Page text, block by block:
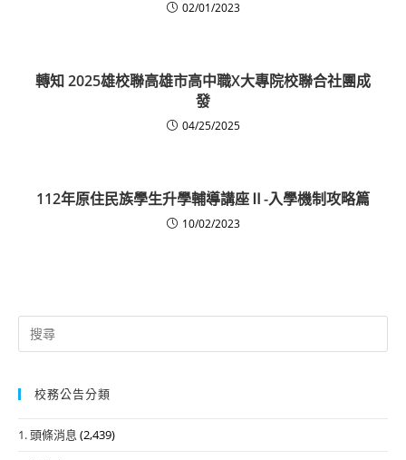
02/01/2023
轉知 2025雄校聯高雄市高中職X大專院校聯合社團成
發
04/25/2025
112年原住民族學生升學輔導講座Ⅱ-入學機制攻略篇
10/02/2023
Search
for:
校務公告分類
1. 頭條消息 (2,439)